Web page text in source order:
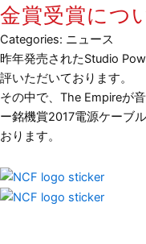
プ
金賞受賞につ
Categories: ニュース
昨年発売されたStudio
評いただいております。
その中で、The Empireが
ー銘機賞2017電源ケーブ
おります。